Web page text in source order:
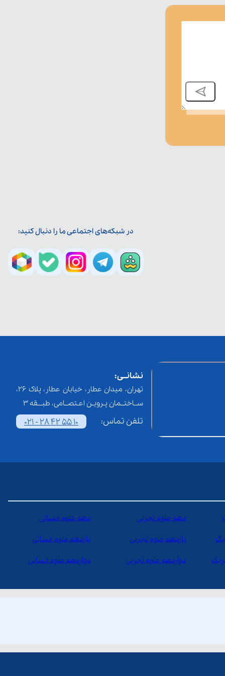
در شبکه‌های اجتماعی ما را دنبال کنید:
نشانــی:
تهران، میدان عطار، خیابان عطار، پلاک 26،
ســاختــمان پـرویـن اعـتصــامی، طبـــقه 3
تلفن تماس: 021 - 28 42 55 10
دهم علوم تجربی دهم علوم انسانی
یازدهم علوم تجربی یازدهم علوم انسانی
دوازدهم علوم تجربی دوازدهم علوم انسانی